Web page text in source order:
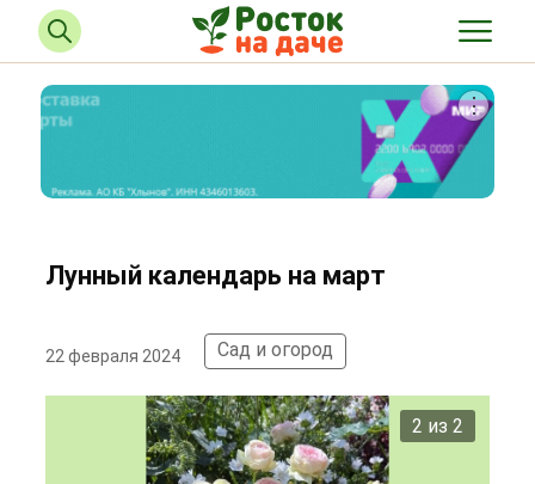
Лунный календарь на март
22 февраля 2024 Сад и огород
2 из 2